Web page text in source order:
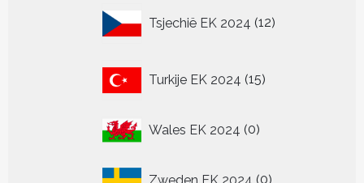
Tsjechië EK 2024 12
producten
Turkije EK 2024 15
producten
Wales EK 2024 00
Zweden EK 2024 0